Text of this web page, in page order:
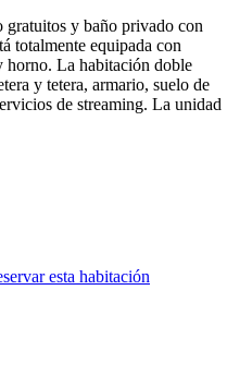
gratuitos y baño privado con
totalmente equipada con
horno. La habitación doble
y tetera, armario, suelo de
de streaming. La unidad
esta habitación